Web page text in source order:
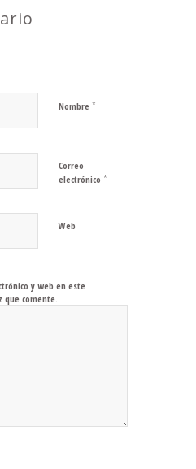
Nombre *
Correo
electrónico *
Web
y web en este
comente.